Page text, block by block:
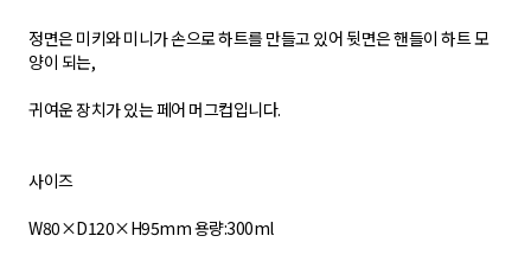
정면은 미키와 미니가 손으로 하트를 만들고 있어 뒷면은 핸들이 하트 모
양이 되는,
귀여운 장치가 있는 페어 머그컵입니다.
사이즈
W80×D120×H95mm 용량:300ml